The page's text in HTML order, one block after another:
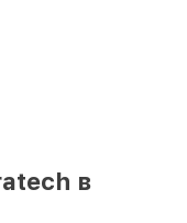
в